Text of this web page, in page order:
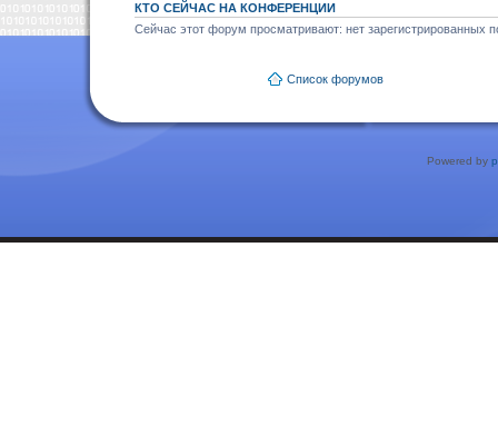
КТО СЕЙЧАС НА КОНФЕРЕНЦИИ
Сейчас этот форум просматривают: нет зарегистрированных
Список форумов
Powered by